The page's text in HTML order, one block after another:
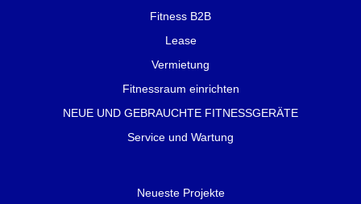
Fitness B2B
Lease
Vermietung
Fitnessraum einrichten
NEUE UND GEBRAUCHTE FITNESSGERÄTE
Service und Wartung
Neueste Projekte